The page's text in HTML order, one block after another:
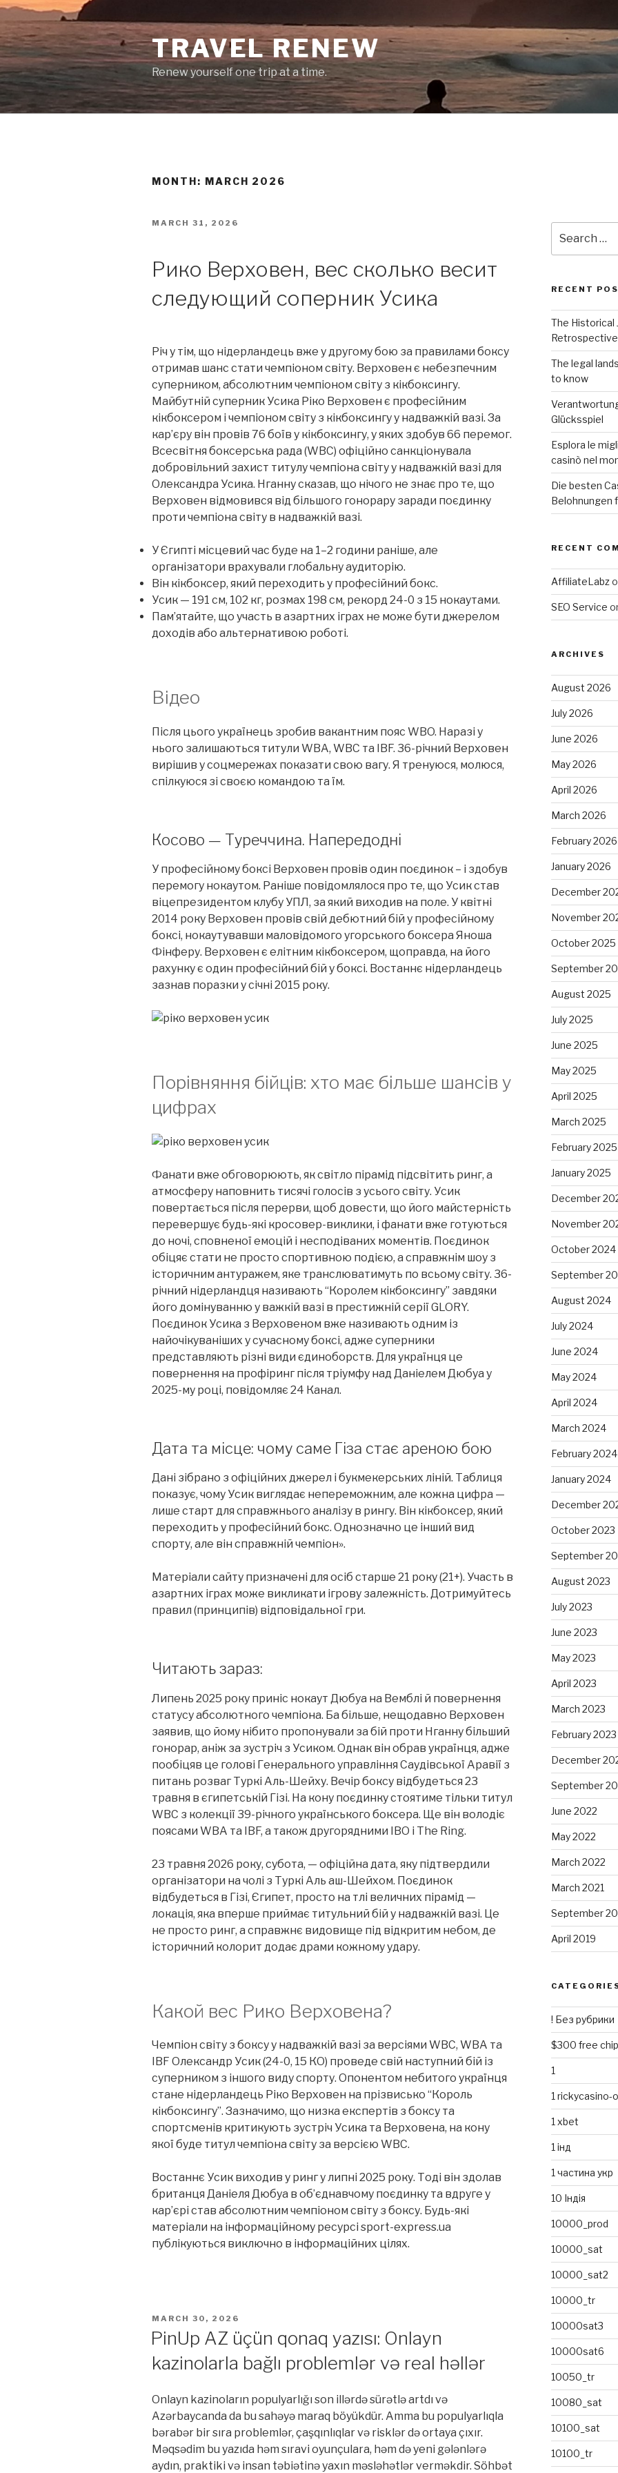
Skip
to
content
TRAVEL RENEW
Renew yourself one trip at a time.
MONTH: MARCH 2026
POSTED
MARCH 31, 2026
Рико Верховен, вес сколько весит
следующий соперник Усика
Річ у тім, що нідерландець вже у другому бою за правилами боксу
отримав шанс стати чемпіоном світу. Верховен є небезпечним
суперником, абсолютним чемпіоном світу з кікбоксингу.
Майбутній суперник Усика Ріко Верховен є професійним
кікбоксером і чемпіоном світу з кікбоксингу у надважкій вазі. За
кар’єру він провів 76 боїв у кікбоксингу, у яких здобув 66 перемог.
Всесвітня боксерська рада (WBC) офіційно санкціонувала
добровільний захист титулу чемпіона світу у надважкій вазі для
Олександра Усика. Нганну сказав, що нічого не знає про те, що
Верховен відмовився від більшого гонорару заради поєдинку
проти чемпіона світу в надважкій вазі.
У Єгипті місцевий час буде на 1–2 години раніше, але
організатори врахували глобальну аудиторію.
Він кікбоксер, який переходить у професійний бокс.
Усик — 191 см, 102 кг, розмах 198 см, рекорд 24-0 з 15 нокаутами.
Пам’ятайте, що участь в азартних іграх не може бути джерелом
доходів або альтернативою роботі.
Відео
Після цього українець зробив вакантним пояс WBO. Наразі у
нього залишаються титули WBA, WBC та IBF. 36-річний Верховен
вирішив у соцмережах показати свою вагу. Я тренуюся, молюся,
спілкуюся зі своєю командою та їм.
Косово — Туреччина. Напередодні
У професійному боксі Верховен провів один поєдинок – і здобув
перемогу нокаутом. Раніше повідомлялося про те, що Усик став
віцепрезидентом клубу УПЛ, за який виходив на поле. У квітні
2014 року Верховен провів свій дебютний бій у професійному
боксі, нокаутувавши маловідомого угорського боксера Яноша
Фінферу. Верховен є елітним кікбоксером, щоправда, на його
рахунку є один професійний бій у боксі. Востаннє нідерландець
зазнав поразки у січні 2015 року.
Порівняння бійців: хто має більше шансів у
цифрах
Фанати вже обговорюють, як світло пірамід підсвітить ринг, а
атмосферу наповнить тисячі голосів з усього світу. Усик
повертається після перерви, щоб довести, що його майстерність
перевершує будь-які кросовер-виклики, і фанати вже готуються
до ночі, сповненої емоцій і несподіваних моментів. Поєдинок
обіцяє стати не просто спортивною подією, а справжнім шоу з
історичним антуражем, яке транслюватимуть по всьому світу. 36-
річний нідерландця називають “Королем кікбоксингу” завдяки
його домінуванню у важкій вазі в престижній серії GLORY.
Поєдинок Усика з Верховеном вже називають одним із
найочікуваніших у сучасному боксі, адже суперники
представляють різні види єдиноборств. Для українця це
повернення на профіринг після тріумфу над Даніелем Дюбуа у
2025-му році, повідомляє 24 Канал.
Дата та місце: чому саме Гіза стає ареною бою
Дані зібрано з офіційних джерел і букмекерських ліній. Таблиця
показує, чому Усик виглядає непереможним, але кожна цифра —
лише старт для справжнього аналізу в рингу. Він кікбоксер, який
переходить у професійний бокс. Однозначно це інший вид
спорту, але він справжній чемпіон».
Матеріали сайту призначені для осіб старше 21 року (21+). Участь в
азартних іграх може викликати ігрову залежність. Дотримуйтесь
правил (принципів) відповідальної гри.
Читають зараз:
Липень 2025 року приніс нокаут Дюбуа на Вемблі й повернення
статусу абсолютного чемпіона. Ба більше, нещодавно Верховен
заявив, що йому нібито пропонували за бій проти Нганну більший
гонорар, аніж за зустріч з Усиком. Однак він обрав українця, адже
пообіцяв це голові Генерального управління Саудівської Аравії з
питань розваг Туркі Аль-Шейху. Вечір боксу відбудеться 23
травня в єгипетській Гізі. На кону поєдинку стоятиме тільки титул
WBC з колекції 39-річного українського боксера. Ще він володіє
поясами WBA та IBF, а також другорядними IBO і The Ring.
23 травня 2026 року, субота, — офіційна дата, яку підтвердили
організатори на чолі з Туркі Аль аш-Шейхом. Поєдинок
відбудеться в Гізі, Єгипет, просто на тлі величних пірамід —
локація, яка вперше приймає титульний бій у надважкій вазі. Це
не просто ринг, а справжнє видовище під відкритим небом, де
історичний колорит додає драми кожному удару.
Какой вес Рико Верховена?
Чемпіон світу з боксу у надважкій вазі за версіями WBC, WBA та
IBF Олександр Усик (24-0, 15 КО) проведе свій наступний бій із
суперником з іншого виду спорту. Опонентом небитого українця
стане нідерландець Ріко Верховен на прізвисько “Король
кікбоксингу”. Зазначимо, що низка експертів з боксу та
спортсменів критикують зустріч Усика та Верховена, на кону
якої буде титул чемпіона світу за версією WBC.
Востаннє Усик виходив у ринг у липні 2025 року. Тоді він здолав
британця Даніеля Дюбуа в об’єднавчому поєдинку та вдруге у
кар’єрі став абсолютним чемпіоном світу з боксу. Будь-які
матеріали на інформаційному ресурсі sport-express.ua
публікуються виключно в інформаційних цілях.
POSTED
ON
MARCH 30, 2026
PinUp AZ üçün qonaq yazısı: Onlayn
kazinolarla bağlı problemlər və real həllər
Onlayn kazinoların populyarlığı son illərdə sürətlə artdı və
Azərbaycanda da bu sahəyə maraq böyükdür. Amma bu populyarlıqla
bərabər bir sıra problemlər, çaşqınlıqlar və risklər də ortaya çıxır.
Məqsədim bu yazıda həm sıravi oyunçulara, həm də yeni gələnlərə
aydın, praktiki və insan təbiətinə yaxın məsləhətlər verməkdir. Söhbət
for:
RECENT
The Historical
The legal
to know
Glücksspiel
Esplora le
casinò nel
Die besten
Belohnungen
RECENT
AffiliateLabz
SEO Service
ARCHIVES
August 2026
July 2026
June 2026
May 2026
April 2026
March 2026
February 2026
January 2026
December
November
October 2025
September
August 2025
July 2025
June 2025
May 2025
April 2025
March 2025
February 2025
January 2025
December
November
October 2024
September
August 2024
July 2024
June 2024
May 2024
April 2024
March 2024
February 2024
January 2024
December
October 2023
September
August 2023
July 2023
June 2023
May 2023
April 2023
March 2023
February 2023
December
September
June 2022
May 2022
March 2022
March 2021
September
April 2019
! Без рубрики
$300 free
1
1 rickycasino-
1 xbet
1 інд
1 частина укр
10 Індія
10000_prod
10000_sat
10000_sat2
10000_tr
10000sat3
10000sat6
10050_tr
10080_sat
10100_sat
10100_tr